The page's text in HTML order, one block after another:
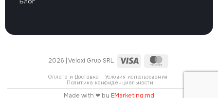
2026 | Veloxi Grup SRL Visa
Оплата и Доставка
Условия использования
Политика конфиденциальности
Made with ❤ by EMarketing.md